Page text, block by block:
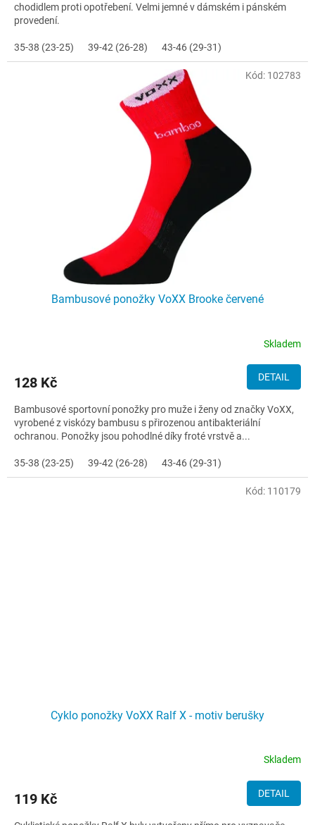
chodidlem proti opotřebení. Velmi jemné v dámském i pánském
provedení.
35-38 (23-25) 39-42 (26-28) 43-46 (29-31)
Bambusové ponožky VoXX Brooke červené
Skladem
128 Kč DETAIL
Bambusové sportovní ponožky pro muže i ženy od značky VoXX,
vyrobené z viskózy bambusu s přirozenou antibakteriální
ochranou. Ponožky jsou pohodlné díky froté vrstvě a...
35-38 (23-25) 39-42 (26-28) 43-46 (29-31)
Kód: 102783
Cyklo ponožky VoXX Ralf X - motiv berušky
Skladem
119 Kč DETAIL
Kód: 110179